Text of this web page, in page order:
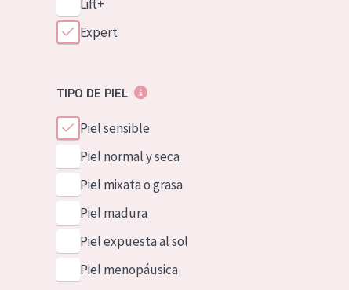
Lift+
Expert
TIPO DE PIEL
Piel sensible
Piel normal y seca
Piel mixata o grasa
Piel madura
Piel expuesta al sol
Piel menopáusica